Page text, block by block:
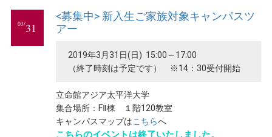
03/31
<募集中> 新入生ご家族対象キャンパスツ
アー
2019年3月31日(日) 15:00～17:00
（終了時刻は予定です） ※14：30受付開始
立命館アジア太平洋大学
集合場所：FⅡ棟 １階120教室
キャンパスマップはこちらへ
こちらのイベントは終了いたしました。